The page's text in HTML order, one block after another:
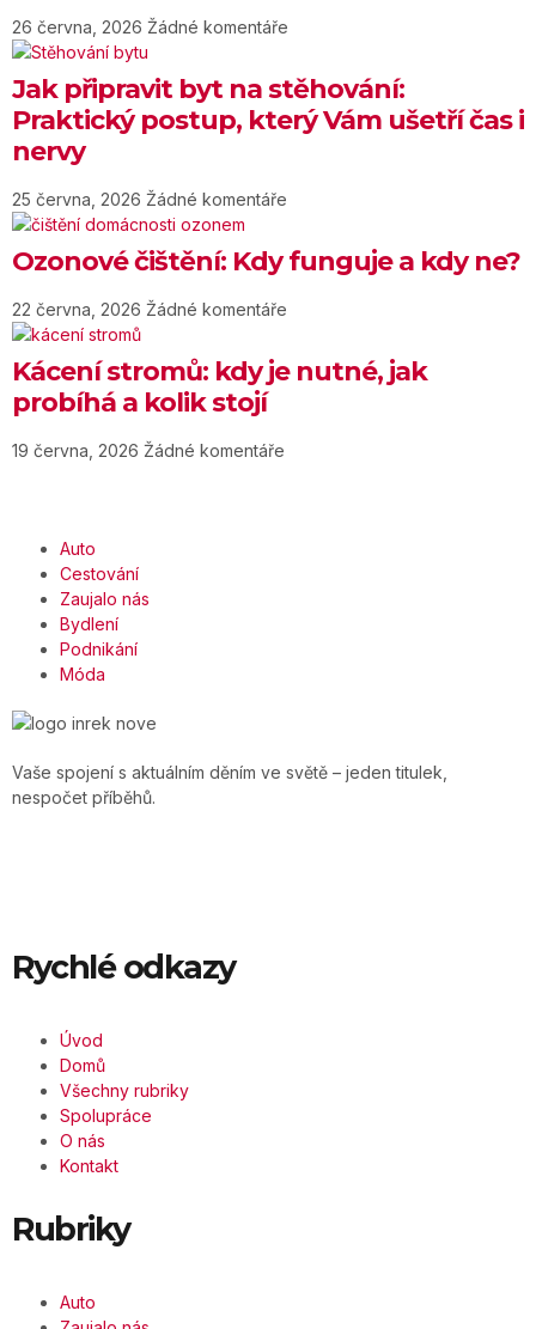
26 června, 2026 Žádné komentáře
Jak připravit byt na stěhování:
Praktický postup, který Vám ušetří čas i
nervy
25 června, 2026 Žádné komentáře
Ozonové čištění: Kdy funguje a kdy ne?
22 června, 2026 Žádné komentáře
Kácení stromů: kdy je nutné, jak
probíhá a kolik stojí
19 června, 2026 Žádné komentáře
Auto
Cestování
Zaujalo nás
Bydlení
Podnikání
Móda
Vaše spojení s aktuálním děním ve světě – jeden titulek,
nespočet příběhů.
Rychlé odkazy
Úvod
Domů
Všechny rubriky
Spolupráce
O nás
Kontakt
Rubriky
Auto